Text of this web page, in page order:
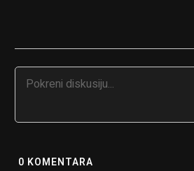
0 KOMENTARA